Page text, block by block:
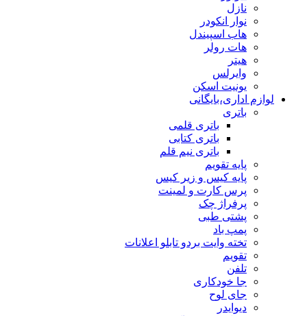
نازل
نوار انکودر
هاب اسپیندل
هات رولر
هیتر
وایرلس
یونیت اسکن
لوازم اداری،بایگانی
باتری
باتری قلمی
باتری کتابی
باتری نیم قلم
پایه تقویم
پایه کیس و زیر کیس
پرس کارت و لمینت
پرفراژ چک
پشتی طبی
پمپ باد
تخته وایت بردو تابلو اعلانات
تقویم
تلفن
جا خودکاری
جای لوح
دیوایدر